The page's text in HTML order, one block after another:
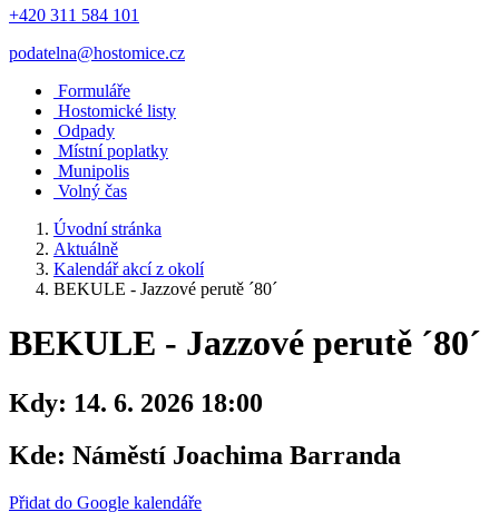
+420 311 584 101
podatelna@hostomice.cz
Formuláře
Hostomické listy
Odpady
Místní poplatky
Munipolis
Volný čas
Úvodní stránka
Aktuálně
Kalendář akcí z okolí
BEKULE - Jazzové perutě ´80´
BEKULE - Jazzové perutě ´80´
Kdy: 14. 6. 2026 18:00
Kde: Náměstí Joachima Barranda
Přidat do Google kalendáře